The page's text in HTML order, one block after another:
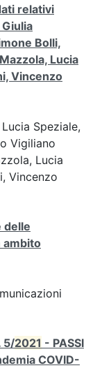
relativi
Bolli,
Lucia
Vincenzo
Speziale,
Vigiliano
Lucia
Vincenzo
delle
ambito
5/2021 - PASSI
COVID-